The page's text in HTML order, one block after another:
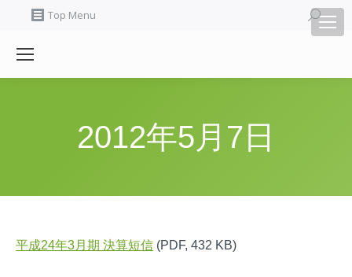
Top Menu Search:
2012年5月7日
平成24年3月期 決算短信 (PDF, 432 KB)